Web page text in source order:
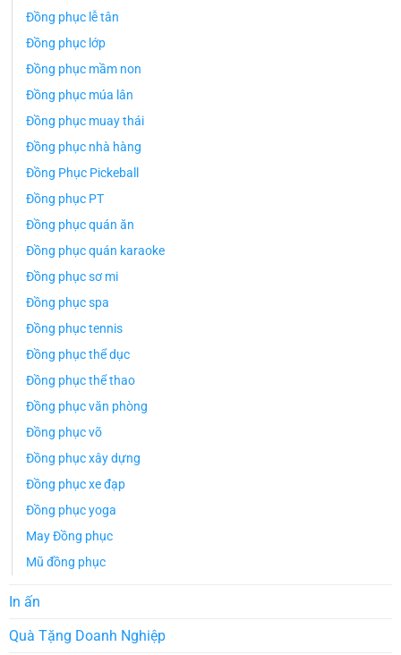
Đồng phục lễ tân
Đồng phục lớp
Đồng phục mầm non
Đồng phục múa lân
Đồng phục muay thái
Đồng phục nhà hàng
Đồng Phục Pickeball
Đồng phục PT
Đồng phục quán ăn
Đồng phục quán karaoke
Đồng phục sơ mi
Đồng phục spa
Đồng phục tennis
Đồng phục thể dục
Đồng phục thể thao
Đồng phục văn phòng
Đồng phục võ
Đồng phục xây dựng
Đồng phục xe đạp
Đồng phục yoga
May Đồng phục
Mũ đồng phục
In ấn
Quà Tặng Doanh Nghiệp